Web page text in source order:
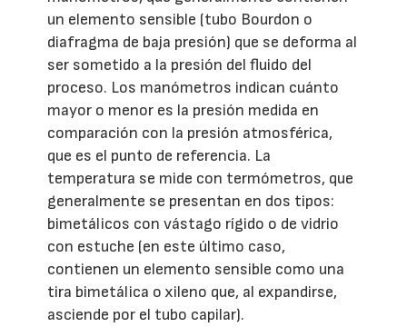
un elemento sensible (tubo Bourdon o
diafragma de baja presión) que se deforma al
ser sometido a la presión del fluido del
proceso. Los manómetros indican cuánto
mayor o menor es la presión medida en
comparación con la presión atmosférica,
que es el punto de referencia. La
temperatura se mide con termómetros, que
generalmente se presentan en dos tipos:
bimetálicos con vástago rígido o de vidrio
con estuche (en este último caso,
contienen un elemento sensible como una
tira bimetálica o xileno que, al expandirse,
asciende por el tubo capilar).